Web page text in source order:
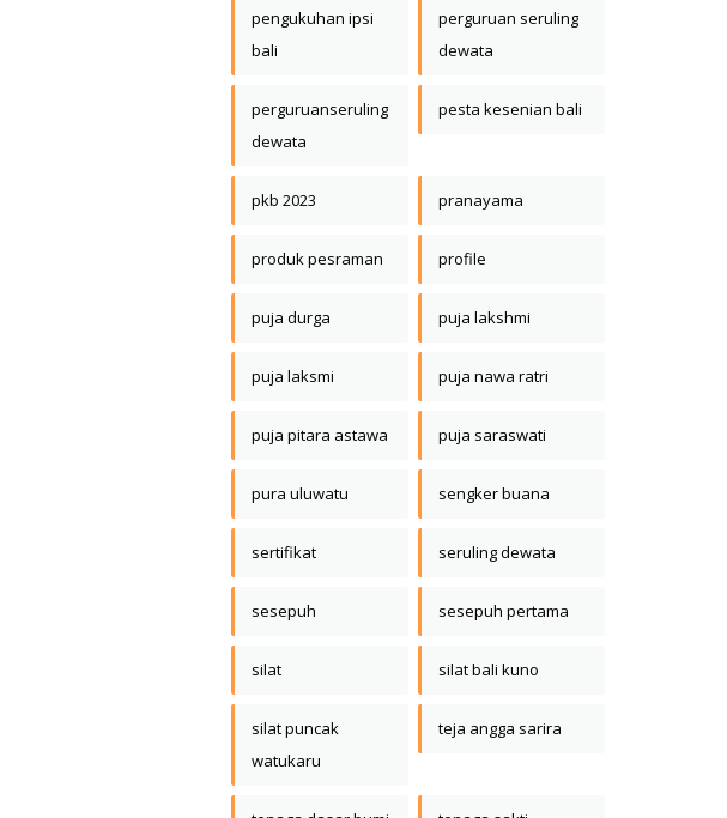
pengukuhan ipsi
bali
perguruan seruling
dewata
perguruanseruling
dewata
pesta kesenian bali
pkb 2023 pranayama
produk pesraman profile
puja durga puja lakshmi
puja laksmi puja nawa ratri
puja pitara astawa puja saraswati
pura uluwatu sengker buana
sertifikat seruling dewata
sesepuh sesepuh pertama
silat silat bali kuno
silat puncak
watukaru
teja angga sarira